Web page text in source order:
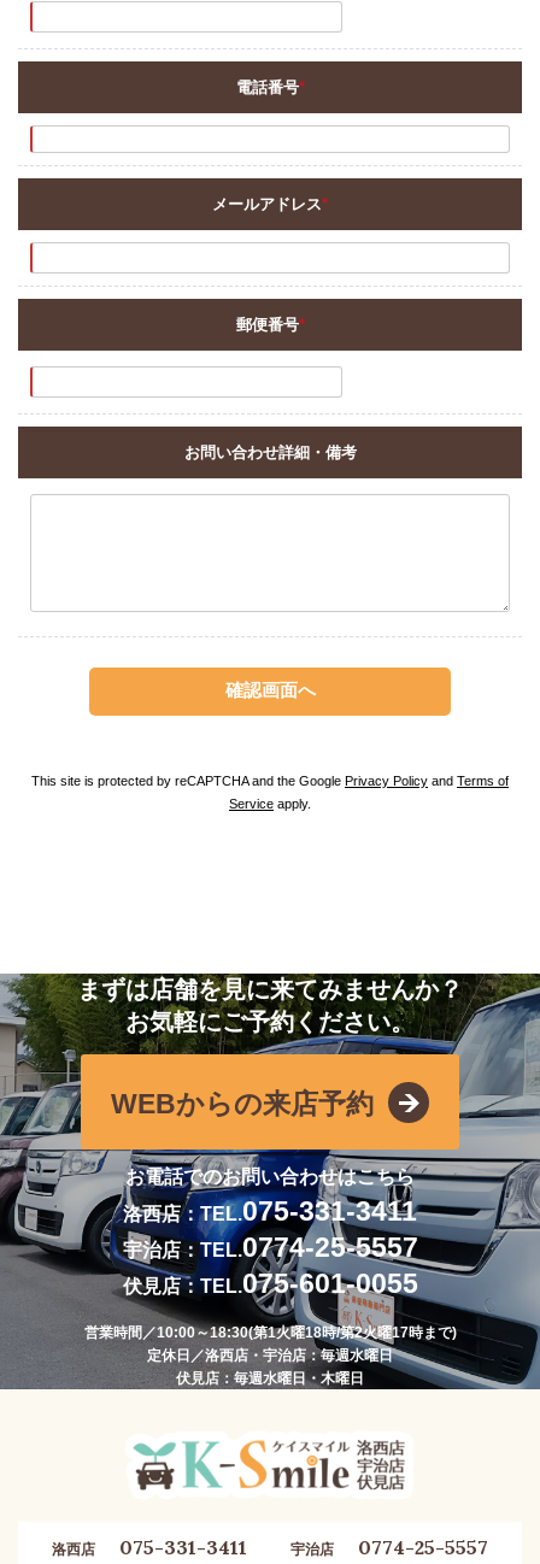
電話番号*
メールアドレス*
郵便番号*
お問い合わせ詳細・備考
This site is protected by reCAPTCHA and the Google Privacy Policy and Terms of
Service apply.
まずは店舗を見に来てみませんか？
お気軽にご予約ください。
WEBからの来店予約
お電話でのお問い合わせはこちら
洛西店：TEL.075-331-3411
宇治店：TEL.0774-25-5557
伏見店：TEL.075-601-0055
営業時間／10:00～18:30(第1火曜18時/第2火曜17時まで)
定休日／洛西店・宇治店：毎週水曜日
伏見店：毎週水曜日・木曜日
洛西店 075-331-3411 宇治店 0774-25-5557